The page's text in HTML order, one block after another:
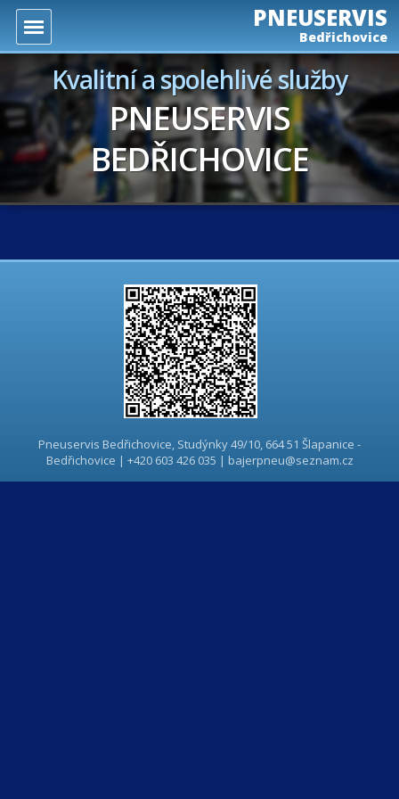
PNEUSERVIS
Bedřichovice
PNEUSERVIS
BEDŘICHOVICE
Kvalitní a spolehlivé služby
Pneuservis Bedřichovice, Studýnky 49/10, 664 51 Šlapanice -
Bedřichovice | +420 603 426 035 | bajerpneu@seznam.cz